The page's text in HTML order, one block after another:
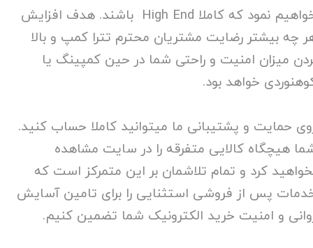
خواهیم نمود که کاملا High End باشند. هدف افزایش
چه بیشتر رضایت مشتریان محترم تترا کمپ و بالا
میزان امنیت و راحتی شما در حین کمپینگ یا
خواهد بود.
حمایت و پشتیبانی ما میتوانید کاملا حساب کنید.
هیچگاه کالایی متفرقه را در سایت مشاهده
کرد و تمام تلاشمان بر این متمرکز است که
پس از فروشی استثنایی را برای تامین آسایش
و امنیت خرید الکترونیک شما تضمین کنیم.